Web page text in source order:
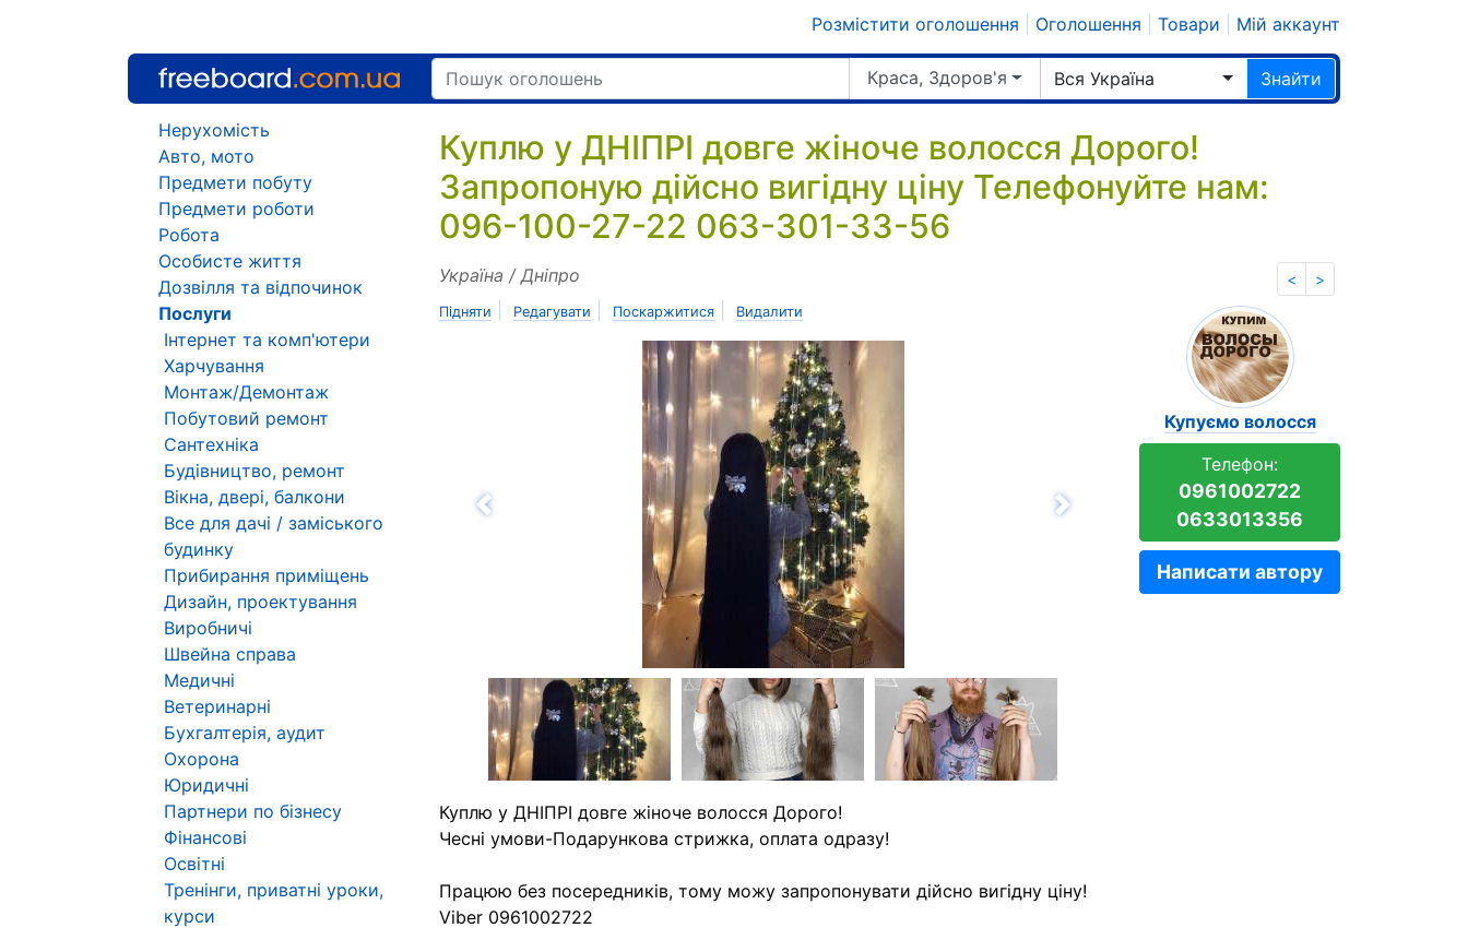
Розмістити оголошення Оголошення Товари Мій аккаунт
Краса, Здоров'я Вся Україна Знайти
Куплю у ДНІПРІ довге жіноче волосся Дорого!
Запропоную дійсно вигідну ціну Телефонуйте нам:
096-100-27-22 063-301-33-56
< >
Україна / Дніпро
Підняти Редагувати Поскаржитися Видалити
Назад
Куплю у ДНІПРІ довге жіноче волосся Дорого!
Чесні умови-Подарункова стрижка, оплата одразу!
Працюю без посередників, тому можу запропонувати дійсно вигідну ціну!
Viber 0961002722
Купуємо волосся
Телефон:
0961002722
0633013356
Написати автору
Нерухомість
Авто, мото
Предмети побуту
Предмети роботи
Робота
Особисте життя
Дозвілля та відпочинок
Послуги
Інтернет та комп'ютери
Харчування
Монтаж/Демонтаж
Побутовий ремонт
Сантехніка
Будівництво, ремонт
Вікна, двері, балкони
Все для дачі / заміського
будинку
Прибирання приміщень
Дизайн, проектування
Виробничі
Швейна справа
Медичні
Ветеринарні
Бухгалтерія, аудит
Охорона
Юридичні
Партнери по бізнесу
Фінансові
Освітні
Тренінги, приватні уроки,
курси